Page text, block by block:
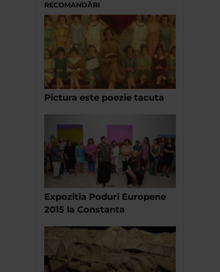
RECOMANDĂRI
Pictura este poezie tacuta
Expozitia Poduri Europene
2015 la Constanta